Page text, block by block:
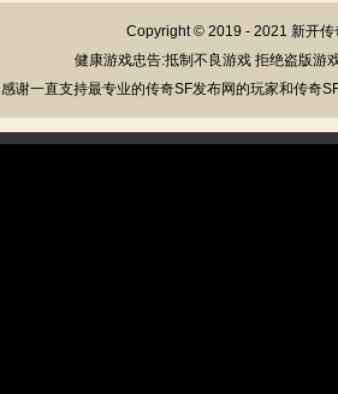
Copyright © 2019 - 2021 新开传
健康游戏忠告:抵制不良游戏 拒绝盗版游
感谢一直支持最专业的传奇SF发布网的玩家和传奇